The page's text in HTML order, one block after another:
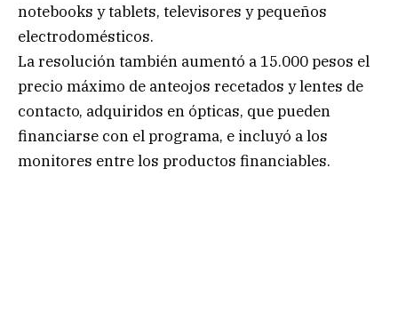
notebooks y tablets, televisores y pequeños
electrodomésticos.
La resolución también aumentó a 15.000 pesos el
precio máximo de anteojos recetados y lentes de
contacto, adquiridos en ópticas, que pueden
financiarse con el programa, e incluyó a los
monitores entre los productos financiables.